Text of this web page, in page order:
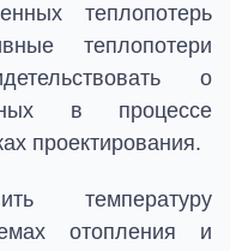
теплопотерь
теплопотери
о
в процессе
проектирования.
температуру
отопления и